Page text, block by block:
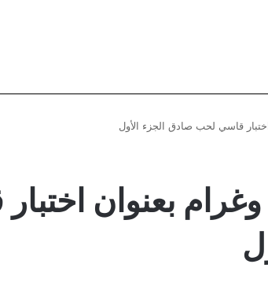
قاسي لحب صادق الجزء الأول
بعنوان